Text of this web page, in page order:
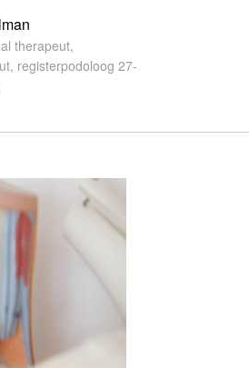
therapeut,
registerpodoloog 27-